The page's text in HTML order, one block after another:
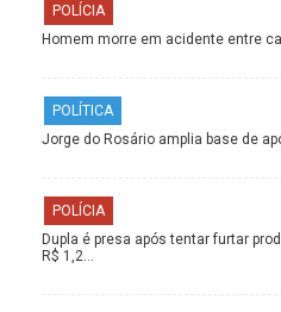
POLÍCIA
Homem morre em acidente entre
POLÍTICA
Jorge do Rosário amplia base de
POLÍCIA
Dupla é presa após tentar furtar
R$ 1,2…